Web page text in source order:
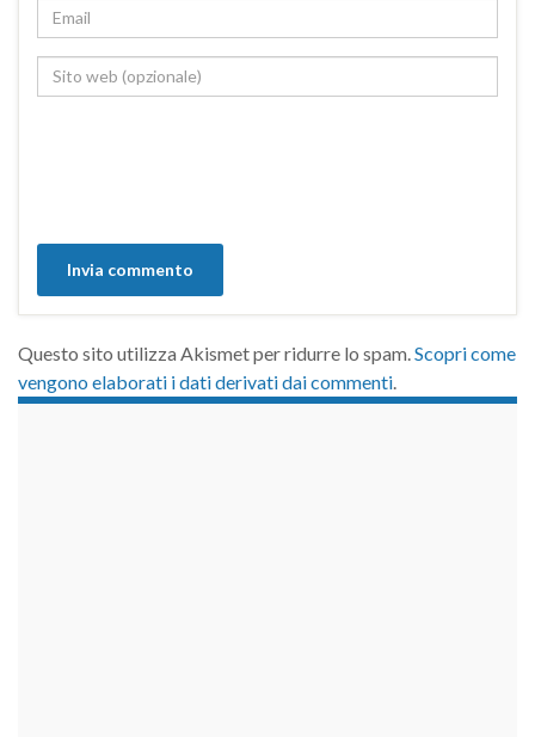
Questo sito utilizza Akismet per ridurre lo spam. Scopri come
vengono elaborati i dati derivati dai commenti